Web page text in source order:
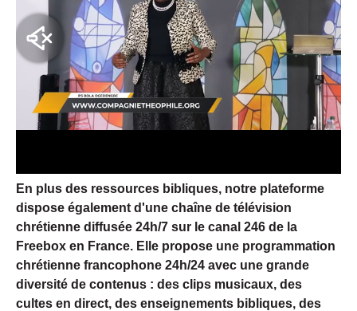
En plus des ressources bibliques, notre plateforme
dispose également d'une chaîne de télévision
chrétienne diffusée 24h/7 sur le canal 246 de la
Freebox en France. Elle propose une programmation
chrétienne francophone 24h/24 avec une grande
diversité de contenus : des clips musicaux, des
cultes en direct, des enseignements bibliques, des